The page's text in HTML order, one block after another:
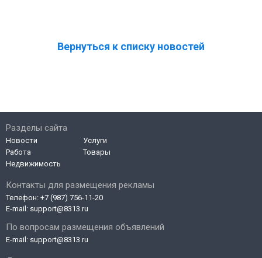
Вернуться к списку новостей
Контакты для размещения рекламы
Телефон: +7 (987) 756-11-20
E-mail: support@8313.ru
По вопросам размещения объявлений
E-mail: support@8313.ru
Разделы сайта
Новости
Работа
Недвижимость
Услуги
Товары